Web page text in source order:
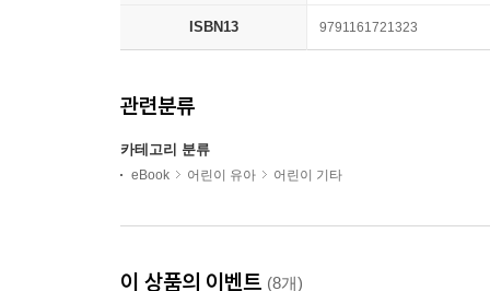
ISBN13 9791161721323
관련분류
카테고리 분류
eBook 어린이 유아 어린이 기타
이 상품의 이벤트 (8개)